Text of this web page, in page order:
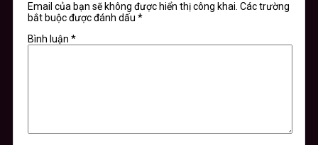
Email của bạn sẽ không được hiển thị công khai. Các trường
bắt buộc được đánh dấu *
Bình luận *